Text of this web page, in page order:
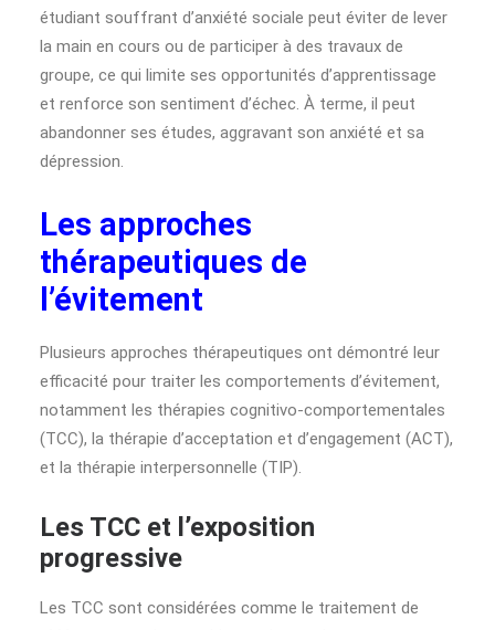
étudiant souffrant d’anxiété sociale peut éviter de lever
la main en cours ou de participer à des travaux de
groupe, ce qui limite ses opportunités d’apprentissage
et renforce son sentiment d’échec. À terme, il peut
abandonner ses études, aggravant son anxiété et sa
dépression.
Les approches
thérapeutiques de
l’évitement
Plusieurs approches thérapeutiques ont démontré leur
efficacité pour traiter les comportements d’évitement,
notamment les thérapies cognitivo-comportementales
(TCC), la thérapie d’acceptation et d’engagement (ACT),
et la thérapie interpersonnelle (TIP).
Les TCC et l’exposition
progressive
Les TCC sont considérées comme le traitement de